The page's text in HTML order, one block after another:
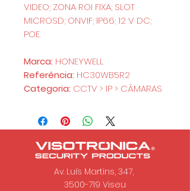
VIDEO; ZONA ROI FIXA; SLOT
MICROSD; ONVIF; IP66; 12 V DC;
POE.
Marca: HONEYWELL
Referência: HC30WB5R2
Categoria: CCTV > IP > CÂMARAS
Av. Luís Martins, 347,
3500-719 Viseu